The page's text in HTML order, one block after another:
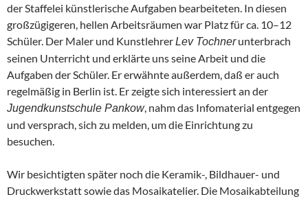
der Staffelei künstlerische Aufgaben bearbeiteten. In diesen
großzügigeren, hellen Arbeitsräumen war Platz für ca. 10–12
Schüler. Der Maler und KunstlehrerLev Tochnerunterbrach
seinen Unterricht und erklärte uns seine Arbeit und die
Aufgaben der Schüler. Er erwähnte außerdem, daß er auch
regelmäßig in Berlin ist. Er zeigte sich interessiert an der
Jugendkunstschule Pankow, nahm das Infomaterial entgegen
und versprach, sich zu melden, um die Einrichtung zu
besuchen.
Wir besichtigten später noch die Keramik-, Bildhauer- und
Druckwerkstatt sowie das Mosaikatelier. Die Mosaikabteilung